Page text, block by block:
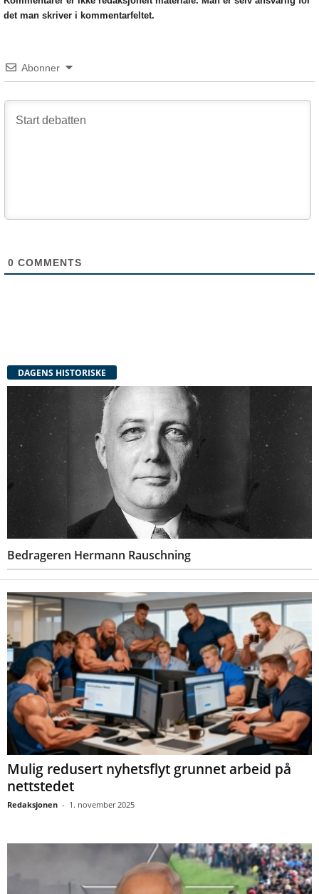
det man skriver i kommentarfeltet.
Abonner
0 COMMENTS
DAGENS HISTORISKE
Bedrageren Hermann Rauschning
Mulig redusert nyhetsflyt grunnet arbeid på
nettstedet
Redaksjonen - 1. november 2025